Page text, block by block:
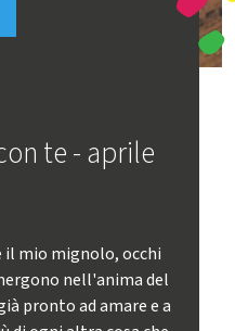
te - aprile
il mio mignolo, occhi
nell'anima del
pronto ad amare e a